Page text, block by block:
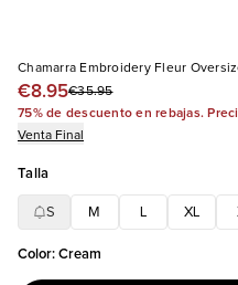
Chamarra Embroidery Fleur
€8.95€35.95
75% de descuento en rebajas.
Venta Final
Talla
S M XL
Color:Cream